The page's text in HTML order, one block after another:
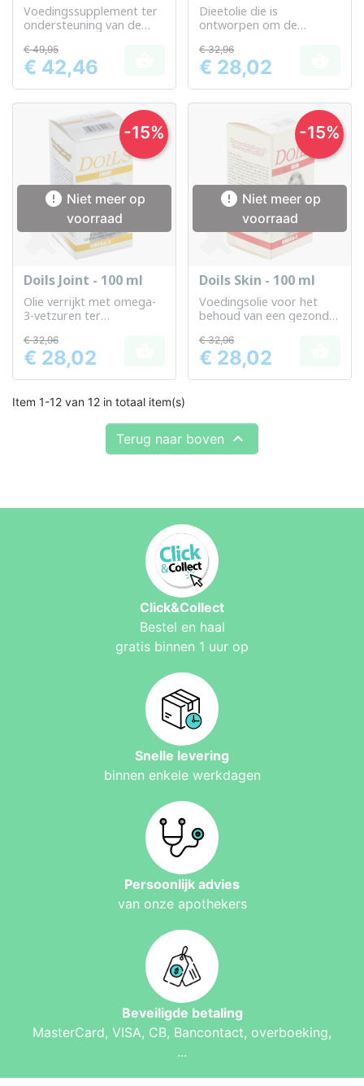
Voedingssupplement ter
ondersteuning van de
van uw hond of kat.
Prijs
€ 49,95
€ 42,46
Dieetolie die is
ontworpen om de
gezondheid van uw hond
of kat te ondersteunen
Prijs
€ 32,96
€ 28,02
 Niet meer op
voorraad
Doils Joint - 100 ml
Olie verrijkt met omega-
3-vetzuren ter
gewrichtsmobiliteit bij
honden
Prijs
€ 32,96
€ 28,02
-15%
 Niet meer op
voorraad
Doils Skin - 100 ml
Voedingsolie voor het
behoud van een gezonde
Prijs
€ 32,96
€ 28,02
-15%
Item 1-12 van 12 in totaal item(s)
Terug naar boven 
Click&Collect
Bestel en haal
gratis binnen 1 uur op
Snelle levering
binnen enkele werkdagen
Persoonlijk advies
van onze apothekers
Beveiligde betaling
MasterCard, VISA, CB, Bancontact, overboeking,
...